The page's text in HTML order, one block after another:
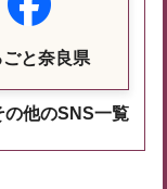
ごと奈良県
の他のSNS一覧